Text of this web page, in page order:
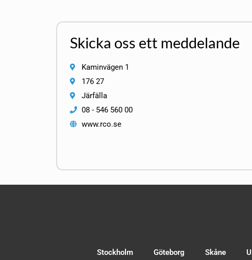
Skicka oss ett meddelande
Kaminvägen 1
176 27
Järfälla
08 - 546 560 00
www.rco.se
Stockholm Göteborg Skåne